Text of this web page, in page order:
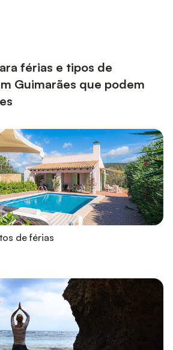
férias e tipos de
Guimarães que podem
de férias